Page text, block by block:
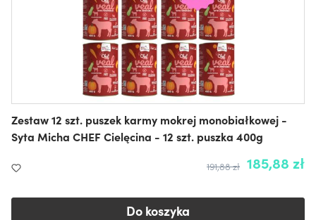
Zestaw 12 szt. puszek karmy mokrej monobiałkowej -
Syta Micha CHEF Cielęcina - 12 szt. puszka 400g
185,88 zł
191,88 zł
Do koszyka